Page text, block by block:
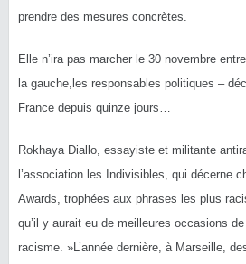
prendre des mesures concrètes.
Elle n’ira pas marcher le 30 novembre
la gauche,les responsables politiques –
France depuis quinze jours…
Rokhaya Diallo, essayiste et militante
l’association les Indivisibles, qui décerne
Awards, trophées aux phrases les plus
qu’il y aurait eu de meilleures occasions
racisme. »L’année dernière, à Marseille,